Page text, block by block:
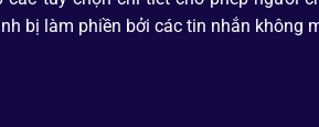
bị làm phiền bởi các tin nhắn không